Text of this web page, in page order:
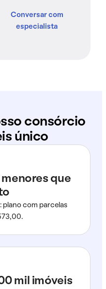
Conversar com
especialista
consórcio
único
menores que
plano com parcelas
mil imóveis